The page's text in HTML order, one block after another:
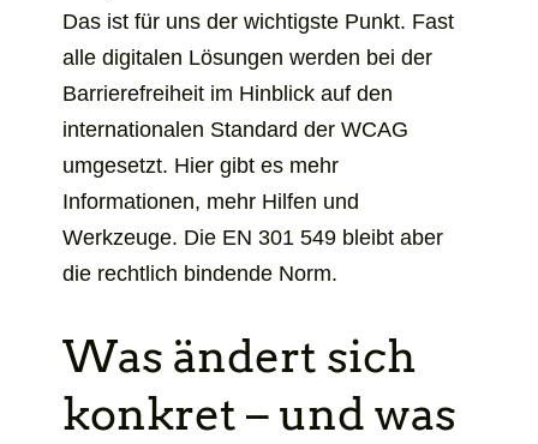
Das ist für uns der wichtigste Punkt. Fast
alle digitalen Lösungen werden bei der
Barrierefreiheit im Hinblick auf den
internationalen Standard der WCAG
umgesetzt. Hier gibt es mehr
Informationen, mehr Hilfen und
Werkzeuge. Die EN 301 549 bleibt aber
die rechtlich bindende Norm.
Was ändert sich
konkret – und was